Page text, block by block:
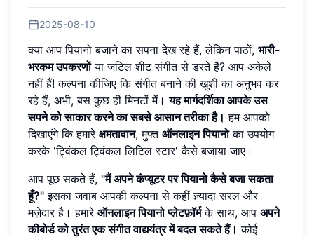
2025-08-10
क्या आप पियानो बजाने का सपना देख रहे हैं, लेकिन पाठों, भारी-
भरकम उपकरणोंया जटिल शीट संगीत से डरते हैं? आप अकेले
नहीं हैं! कल्पना कीजिए कि संगीत बनाने की खुशी का अनुभव कर
रहे हैं, अभी, बस कुछ ही मिनटों में।यह मार्गदर्शिका आपके उस
सपने को साकार करने का सबसे आसान तरीका है। हम आपको
दिखाएंगे कि हमारे क्षमतावान, मुफ्त ऑनलाइन पियानोका उपयोग
करके 'ट्विंकल ट्विंकल लिटिल स्टार' कैसे बजाया जाए।
आप पूछ सकते हैं, "मैं अपने कंप्यूटर पर पियानो कैसे बजा सकता
हूँ?" इसका जवाब आपकी कल्पना से कहीं ज़्यादा सरल और
मज़ेदार है। हमारे ऑनलाइन पियानो प्लेटफ़ॉर्मके साथ, आप अपने
कीबोर्ड को तुरंत एक संगीत वाद्ययंत्र में बदल सकते हैं। कोई